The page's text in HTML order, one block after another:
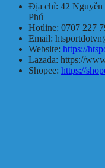
Địa chỉ: 42 Nguyễn
Phú
Hotline: 0707 227
Email:
Website: https://
Lazada: https://
Shopee: https://